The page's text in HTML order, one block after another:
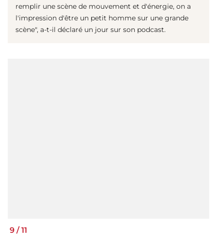
remplir une scène de mouvement et d'énergie, on a
l'impression d'être un petit homme sur une grande
scène", a-t-il déclaré un jour sur son podcast.
9 /11